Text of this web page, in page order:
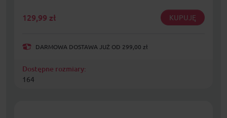
129,99 zł KUPUJĘ
DARMOWA DOSTAWA JUŻ OD 299,00 zł
Dostępne rozmiary:
164